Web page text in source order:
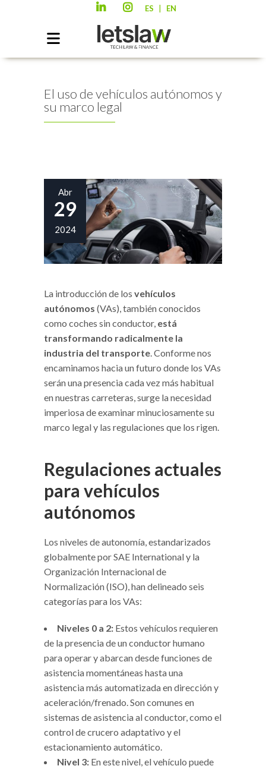
ES EN
El uso de vehículos autónomos y
su marco legal
Abr
29
2024
La introducción de los vehículos
autónomos (VAs), también conocidos
como coches sin conductor, está
transformando radicalmente la
industria del transporte. Conforme nos
encaminamos hacia un futuro donde los VAs
serán una presencia cada vez más habitual
en nuestras carreteras, surge la necesidad
imperiosa de examinar minuciosamente su
marco legal y las regulaciones que los rigen.
Regulaciones actuales
para vehículos
autónomos
Los niveles de autonomía, estandarizados
globalmente por SAE International y la
Organización Internacional de
Normalización (ISO), han delineado seis
categorías para los VAs:
Niveles 0 a 2: Estos vehículos requieren
de la presencia de un conductor humano
para operar y abarcan desde funciones de
asistencia momentáneas hasta una
asistencia más automatizada en dirección y
aceleración/frenado. Son comunes en
sistemas de asistencia al conductor, como el
control de crucero adaptativo y el
estacionamiento automático.
Nivel 3: En este nivel, el vehículo puede